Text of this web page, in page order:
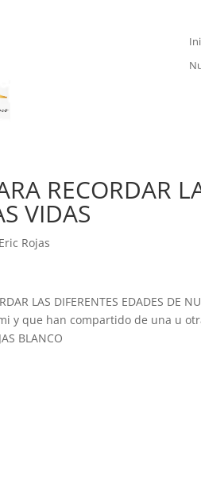
RECORDAR
VIDAS
Rojas
LAS DIFERENTES EDADES
y que han compartido de una u
BLANCO